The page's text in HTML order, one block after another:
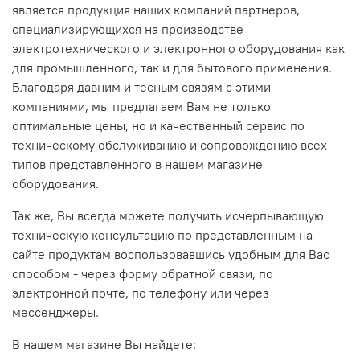
является продукция наших компаний партнеров,
специализирующихся на производстве
электротехнического и электронного оборудования как
для промышленного, так и для бытового применения.
Благодаря давним и тесным связям с этими
компаниями, мы предлагаем Вам не только
оптимальные цены, но и качественный сервис по
техническому обслуживанию и сопровождению всех
типов представленного в нашем магазине
оборудования.
Так же, Вы всегда можете получить исчерпывающую
техническую консультацию по представленным на
сайте продуктам воспользовавшись удобным для Вас
способом - через форму обратной связи, по
электронной почте, по телефону или через
мессенджеры.
В нашем магазине Вы найдете: